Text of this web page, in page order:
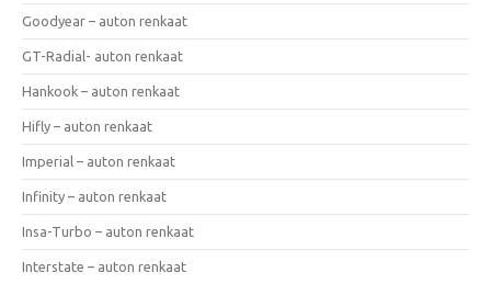
Goodyear – auton renkaat
GT-Radial- auton renkaat
Hankook – auton renkaat
Hifly – auton renkaat
Imperial – auton renkaat
Infinity – auton renkaat
Insa-Turbo – auton renkaat
Interstate – auton renkaat